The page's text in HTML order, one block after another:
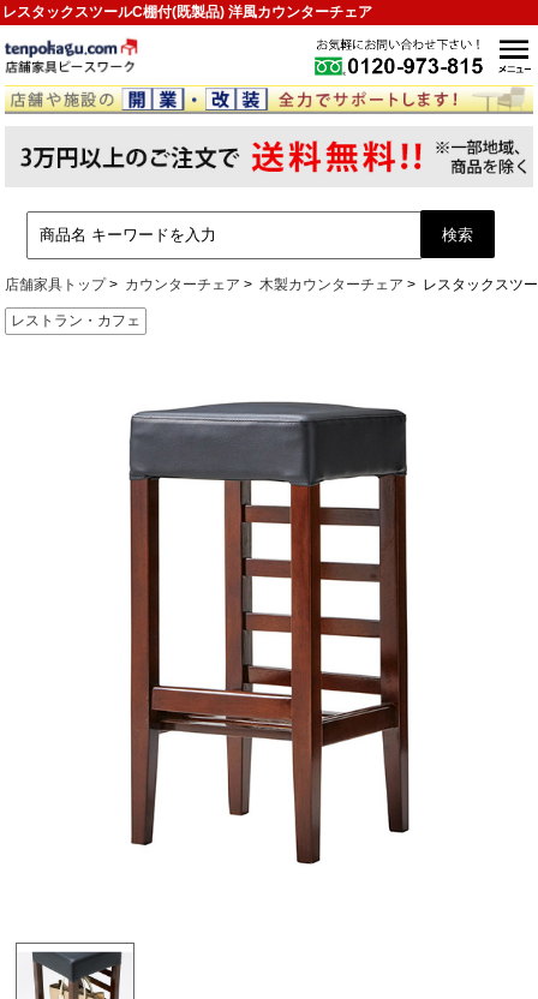
レスタックスツールC棚付(既製品) 洋風カウンターチェア
店舗家具トップ カウンターチェア 木製カウンターチェア レスタックスツ
レストラン・カフェ